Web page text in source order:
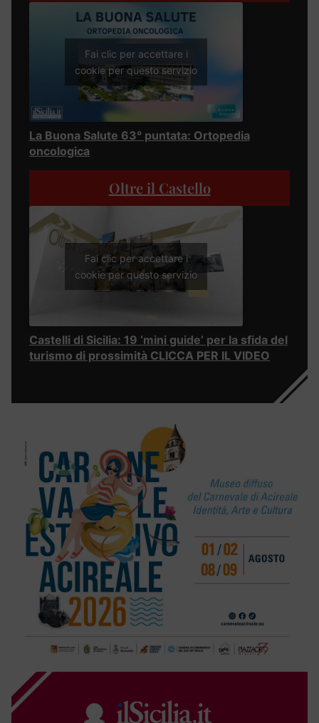
Fai clic per accettare i
cookie per questo servizio
La Buona Salute 63° puntata: Ortopedia
oncologica
Oltre il Castello
Fai clic per accettare i
cookie per questo servizio
Castelli di Sicilia: 19 ‘mini guide’ per la sfida del
turismo di prossimità CLICCA PER IL VIDEO